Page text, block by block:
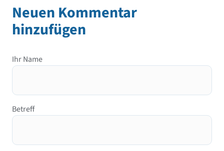
Neuen Kommentar
hinzufügen
Ihr Name
Betreff